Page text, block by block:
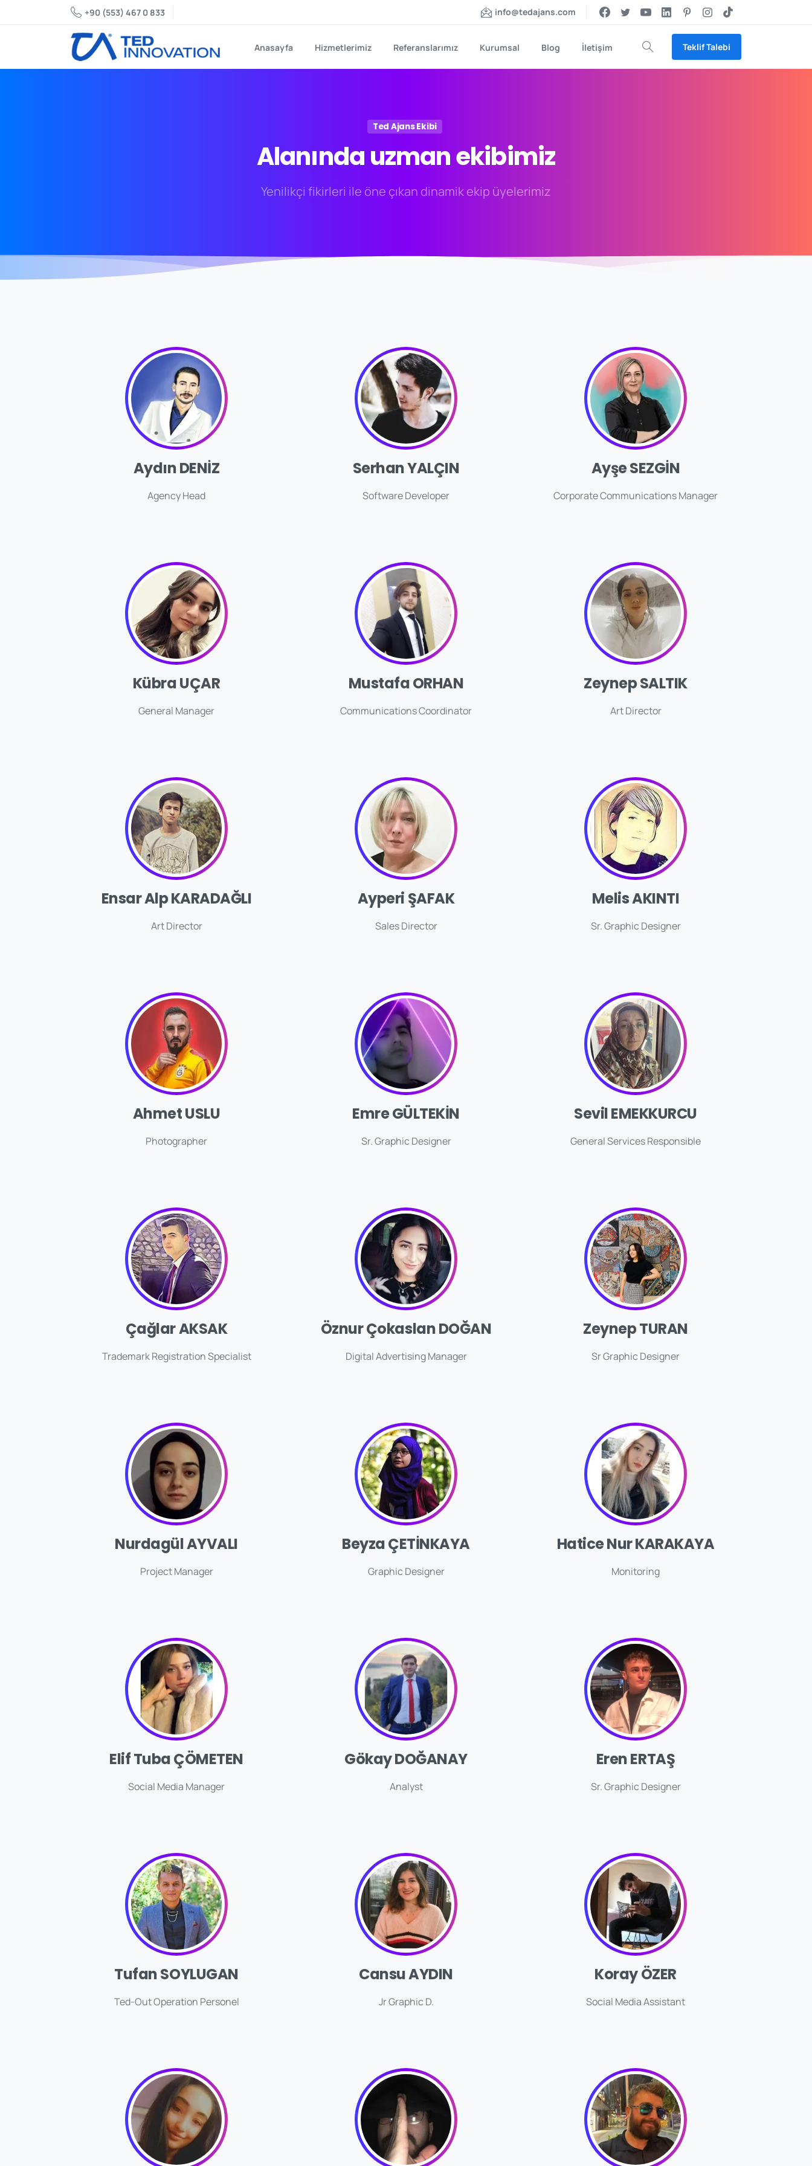
+90 (553) 467 0 833 info@tedajans.com
Anasayfa Hizmetlerimiz Referanslarımız Kurumsal Blog İletişim
Arama
Teklif Talebi
Ted Ajans Ekibi
Alanındauzmanekibimiz
Yenilikçi fikirleri ile öne çıkan dinamik ekip üyelerimiz
Aydın DENİZ
Agency Head
Serhan YALÇIN
Software Developer
Ayşe SEZGİN
Corporate Communications Manager
Kübra UÇAR
General Manager
Mustafa ORHAN
Communications Coordinator
Zeynep SALTIK
Art Director
Ensar Alp KARADAĞLI
Art Director
Ayperi ŞAFAK
Sales Director
Melis AKINTI
Sr. Graphic Designer
Ahmet USLU
Photographer
Emre GÜLTEKİN
Sr. Graphic Designer
Sevil EMEKKURCU
General Services Responsible
Çağlar AKSAK
Trademark Registration Specialist
Öznur Çokaslan DOĞAN
Digital Advertising Manager
Zeynep TURAN
Sr Graphic Designer
Nurdagül AYVALI
Project Manager
Beyza ÇETİNKAYA
Graphic Designer
Hatice Nur KARAKAYA
Monitoring
Elif Tuba ÇÖMETEN
Social Media Manager
Gökay DOĞANAY
Analyst
Eren ERTAŞ
Sr. Graphic Designer
Tufan SOYLUGAN
Ted-Out Operation Personel
Cansu AYDIN
Jr Graphic D.
Koray ÖZER
Social Media Assistant